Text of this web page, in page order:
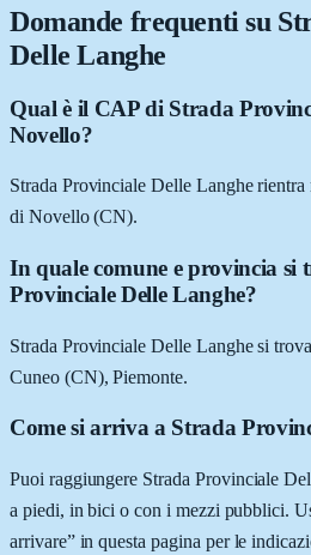
Domande frequenti su
Delle Langhe
Qual è il CAP di Strada
Novello?
Strada Provinciale Delle Langhe
di Novello (CN).
In quale comune e provincia si
Provinciale Delle Langhe?
Strada Provinciale Delle Langhe si
Cuneo (CN), Piemonte.
Come si arriva a Strada
Puoi raggiungere Strada Provinciale
a piedi, in bici o con i mezzi pubblici.
arrivare” in questa pagina per le